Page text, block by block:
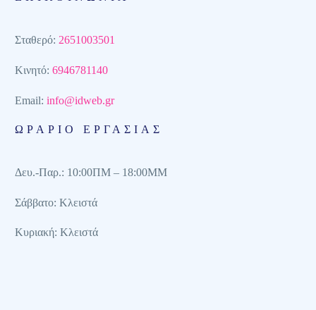
Σταθερό: 2651003501
Κινητό: 6946781140
Email: info@idweb.gr
ΩΡΆΡΙΟ ΕΡΓΑΣΙΑΣ
Δευ.-Παρ.: 10:00ΠΜ – 18:00MM
Σάββατο: Κλειστά
Κυριακή: Κλειστά